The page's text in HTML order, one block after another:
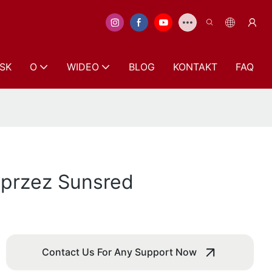
O WIDEO BLOG KONTAKT FAQ
Sunsred
Contact Us For Any Support Now